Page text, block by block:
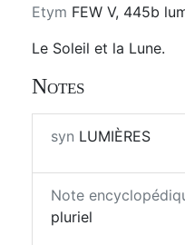
Etym FEW V, 445b
Le Soleil et la Lune.
Notes
syn LUMIÈRES
Note
pluriel